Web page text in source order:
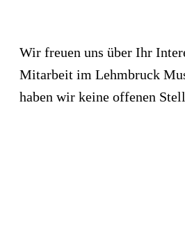
Wir freuen uns über Ihr
Mitarbeit im Lehmbruck
haben wir keine offenen